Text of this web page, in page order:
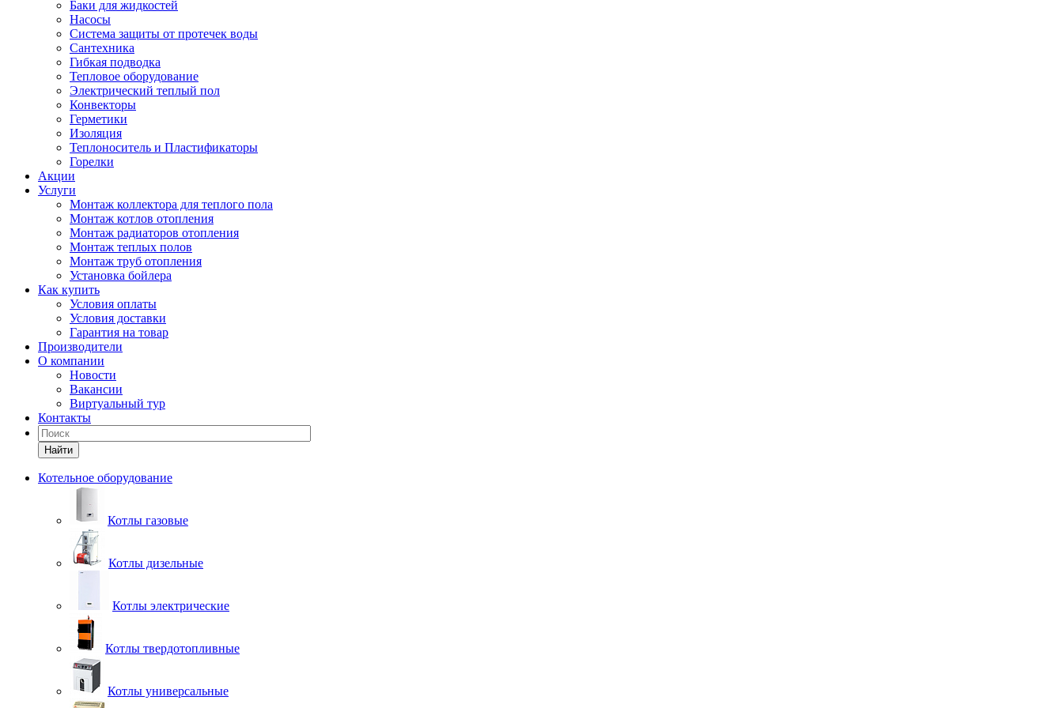
Баки для жидкостей
Насосы
Система защиты от протечек воды
Сантехника
Гибкая подводка
Тепловое оборудование
Электрический теплый пол
Конвекторы
Герметики
Изоляция
Теплоноситель и Пластификаторы
Горелки
Акции
Услуги
Монтаж коллектора для теплого пола
Монтаж котлов отопления
Монтаж радиаторов отопления
Монтаж теплых полов
Монтаж труб отопления
Установка бойлера
Как купить
Условия оплаты
Условия доставки
Гарантия на товар
Производители
О компании
Новости
Вакансии
Виртуальный тур
Контакты
Найти
Котельное оборудование
Котлы газовые
Котлы дизельные
Котлы электрические
Котлы твердотопливные
Котлы универсальные